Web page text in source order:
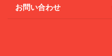
お問い合わせ